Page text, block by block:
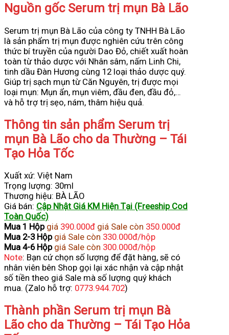
Nguồn gốc Serum trị mụn Bà Lão
Serum trị mụn Bà Lão của công ty TNHH Bà Lão
là sản phẩm trị mụn được nghiên cứu trên công
thức bí truyền của người Dao Đỏ, chiết xuất hoàn
toàn từ thảo dược với Nhân sâm, nấm Linh Chi,
tinh dầu Đàn Hương cùng 12 loại thảo dược quý.
Giúp trị sạch mụn từ Căn Nguyên, trị được mọi
loại mụn: Mụn ẩn, mụn viêm, đầu đen, đầu đỏ,…
và hỗ trợ trị sẹo, nám, thâm hiệu quả.
Thông tin sản phẩm Serum trị
mụn Bà Lão cho da Thường – Tái
Tạo Hỏa Tốc
Xuất xứ: Việt Nam
Trọng lượng: 30ml
Thương hiệu: BÀ LÃO
Giá bán: Cập Nhật Giá KM Hiện Tại (Freeship Cod
Toàn Quốc)
Mua 1 Hộpgiá 390.000đ giá Sale còn 350.000đ
Mua 2-3 Hộp giá Sale còn 330.000đ/hộp
Mua 4-6 Hộp giá Sale còn 300.000đ/hộp
Note: Bạn cứ chọn số lượng để đặt hàng, sẽ có
nhân viên bên Shop gọi lại xác nhận và cập nhật
số tiền theo giá Sale mà số lượng quý khách
mua. (Zalo hỗ trợ: 0773.944.702)
Thành phần Serum trị mụn Bà
Lão cho da Thường – Tái Tạo Hỏa